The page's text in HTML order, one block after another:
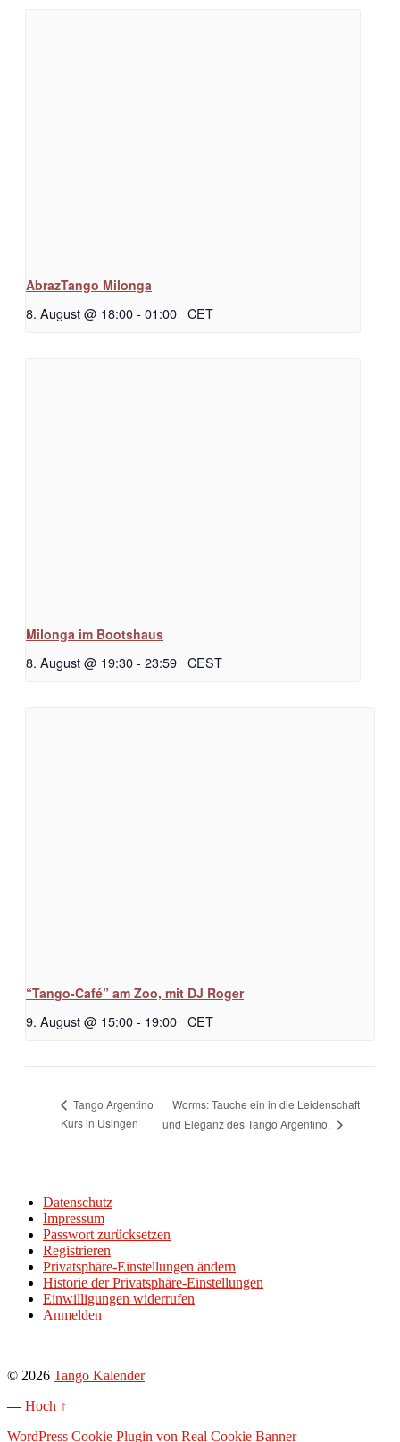
AbrazTango Milonga
8. August @ 18:00- 01:00 CET
Milonga im Bootshaus
8. August @ 19:30- 23:59 CEST
“Tango-Café” am Zoo, mit DJ Roger
9. August @ 15:00- 19:00 CET
Tango Argentino
Kurs in Usingen
Worms: Tauche ein in die Leidenschaft
und Eleganz des Tango Argentino.
Datenschutz
Impressum
Passwort zurücksetzen
Registrieren
Privatsphäre-Einstellungen ändern
Historie der Privatsphäre-Einstellungen
Einwilligungen widerrufen
Anmelden
© 2026 Tango Kalender
— Hoch ↑
WordPress Cookie Plugin von Real Cookie Banner